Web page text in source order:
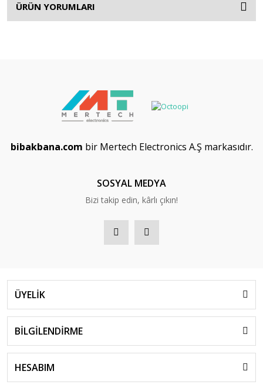
ÜRÜN YORUMLARI
bibakbana.com bir Mertech Electronics A.Ş markasıdır.
SOSYAL MEDYA
Bizi takip edin, kârlı çıkın!
ÜYELİK
BİLGİLENDİRME
HESABIM